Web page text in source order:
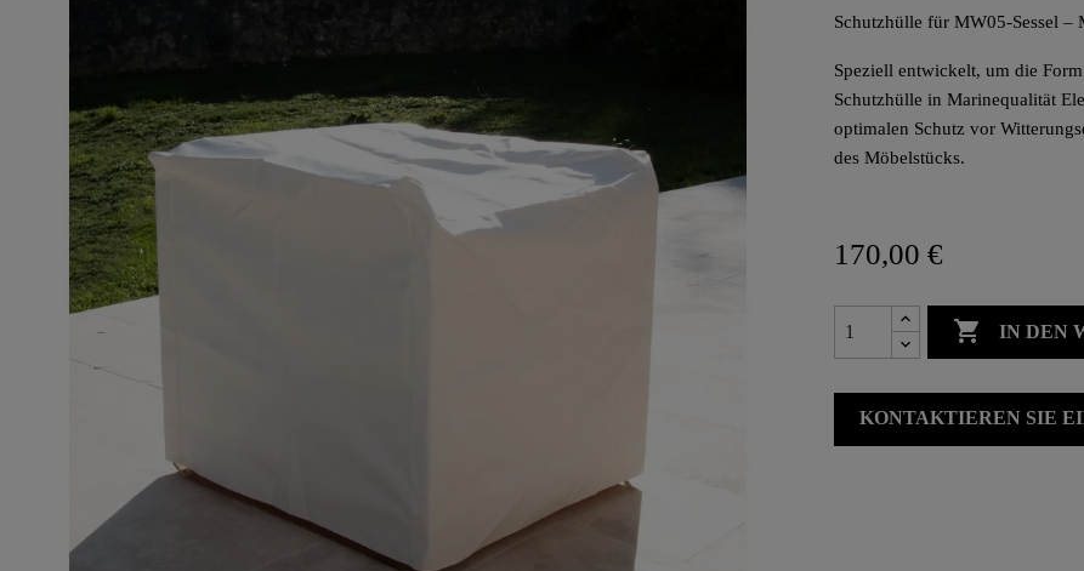
Schutzhülle für MW05-Sessel –
Speziell entwickelt, um die
Schutzhülle in Marinequalität
optimalen Schutz vor
des Möbelstücks.
170,00 €
 IN DEN
KONTAKTIEREN SIE